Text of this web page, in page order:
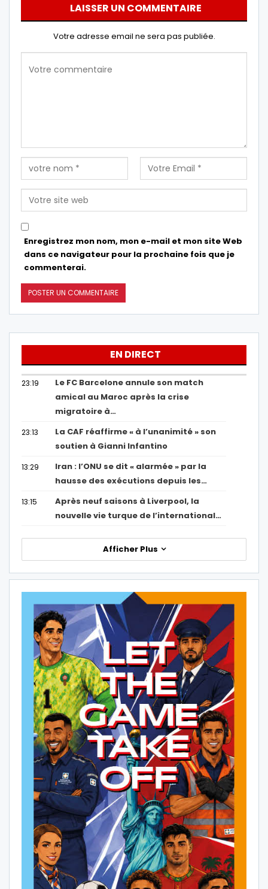
LAISSER UN COMMENTAIRE
Votre adresse email ne sera pas publiée.
Enregistrez mon nom, mon e-mail et mon site Web
dans ce navigateur pour la prochaine fois que je
commenterai.
EN DIRECT
23:19
Le FC Barcelone annule son match
amical au Maroc après la crise
migratoire à…
23:13
La CAF réaffirme « à l’unanimité » son
soutien à Gianni Infantino
13:29
Iran : l’ONU se dit « alarmée » par la
hausse des exécutions depuis les…
13:15
Après neuf saisons à Liverpool, la
nouvelle vie turque de l’international…
Afficher Plus